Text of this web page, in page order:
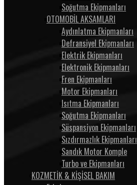
Soğutma Ekipmanları
OTOMOBİL AKSAMLARI
Aydınlatma Ekipmanları
Defransiyel Ekipmanları
Elektrik Ekipmanları
Elektronik Ekipmanları
Fren Ekipmanları
Motor Ekipmanları
Isıtma Ekipmanları
Soğutma Ekipmanları
Süspansiyon Ekipmanları
Sızdırmazlık Ekipmanları
Sandık Motor Komple
Turbo ve Ekipmanları
KOZMETİK & KİŞİSEL BAKIM